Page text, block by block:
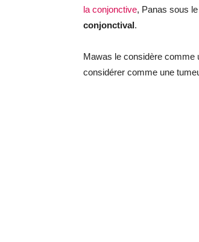
la conjonctive, Panas sous
conjonctival.
Mawas le considère comme
considérer comme une